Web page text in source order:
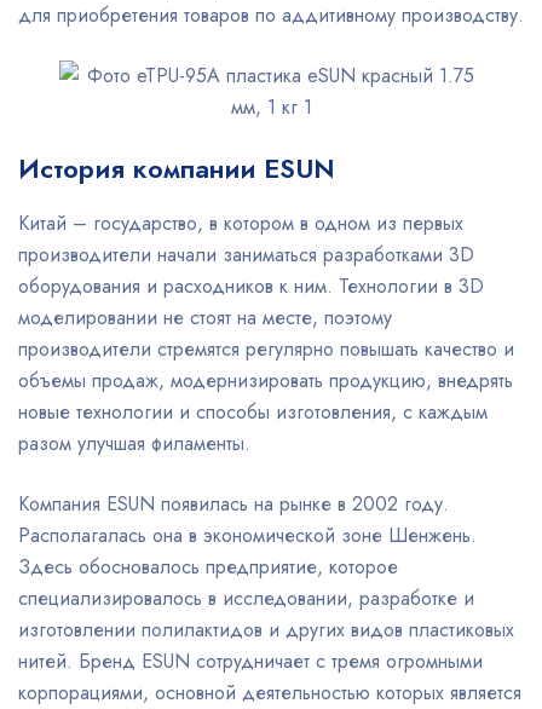
для приобретения товаров по аддитивному производству.
История компании ESUN
Китай – государство, в котором в одном из первых
производители начали заниматься разработками 3D
оборудования и расходников к ним. Технологии в 3D
моделировании не стоят на месте, поэтому
производители стремятся регулярно повышать качество и
объемы продаж, модернизировать продукцию, внедрять
новые технологии и способы изготовления, с каждым
разом улучшая филаменты.
Компания ESUN появилась на рынке в 2002 году.
Располагалась она в экономической зоне Шенжень.
Здесь обосновалось предприятие, которое
специализировалось в исследовании, разработке и
изготовлении полилактидов и других видов пластиковых
нитей. Бренд ESUN сотрудничает с тремя огромными
корпорациями, основной деятельностью которых является